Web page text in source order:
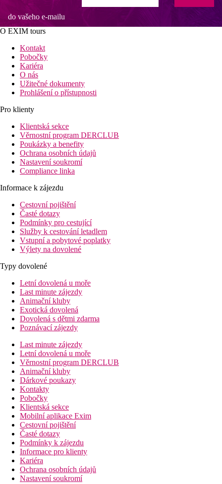
do vašeho e-mailu
O EXIM tours
Kontakt
Pobočky
Kariéra
O nás
Užitečné dokumenty
Prohlášení o přístupnosti
Pro klienty
Klientská sekce
Věrnostní program DERCLUB
Poukázky a benefity
Ochrana osobních údajů
Nastavení soukromí
Compliance linka
Informace k zájezdu
Cestovní pojištění
Časté dotazy
Podmínky pro cestující
Služby k cestování letadlem
Vstupní a pobytové poplatky
Výlety na dovolené
Typy dovolené
Letní dovolená u moře
Last minute zájezdy
Animační kluby
Exotická dovolená
Dovolená s dětmi zdarma
Poznávací zájezdy
Last minute zájezdy
Letní dovolená u moře
Věrnostní program DERCLUB
Animační kluby
Dárkové poukazy
Kontakty
Pobočky
Klientská sekce
Mobilní aplikace Exim
Cestovní pojištění
Časté dotazy
Podmínky k zájezdu
Informace pro klienty
Kariéra
Ochrana osobních údajů
Nastavení soukromí